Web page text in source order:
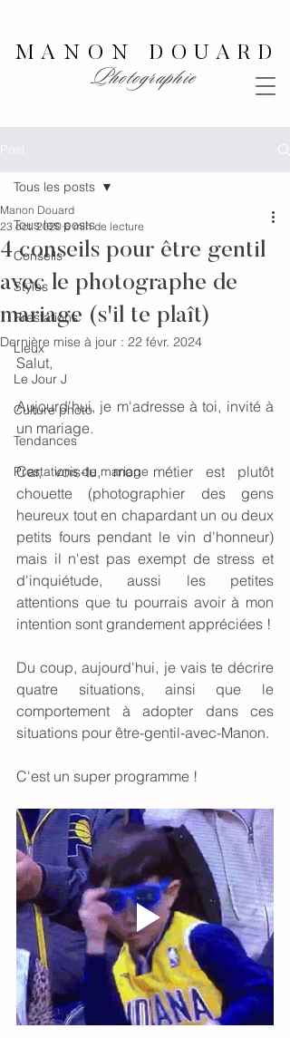
Photographie
MANON DOUARD
Tous les posts
Conseils
Styles
Prestations
Lieux
Le Jour J
Culture photo
Tendances
Prestations de mariage
Tous les posts
4 conseils pour être gentil
avec le photographe de
mariage (s'il te plaît)
Manon Douard
23 oct. 2020 6 min de lecture
Dernière mise à jour : 22 févr. 2024
Salut,
Aujourd'hui, je m'adresse à toi, invité à
un mariage.
Car, vois-tu, mon métier est plutôt
chouette (photographier des gens
heureux tout en chapardant un ou deux
petits fours pendant le vin d'honneur)
mais il n'est pas exempt de stress et
d'inquiétude, aussi les petites
attentions que tu pourrais avoir à mon
intention sont grandement appréciées !
Du coup, aujourd'hui, je vais te décrire
quatre situations, ainsi que le
comportement à adopter dans ces
situations pour être-gentil-avec-Manon.
C'est un super programme !